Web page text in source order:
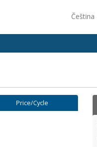
Čeština
Price/Cycle